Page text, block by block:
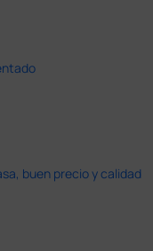
buen precio y calidad